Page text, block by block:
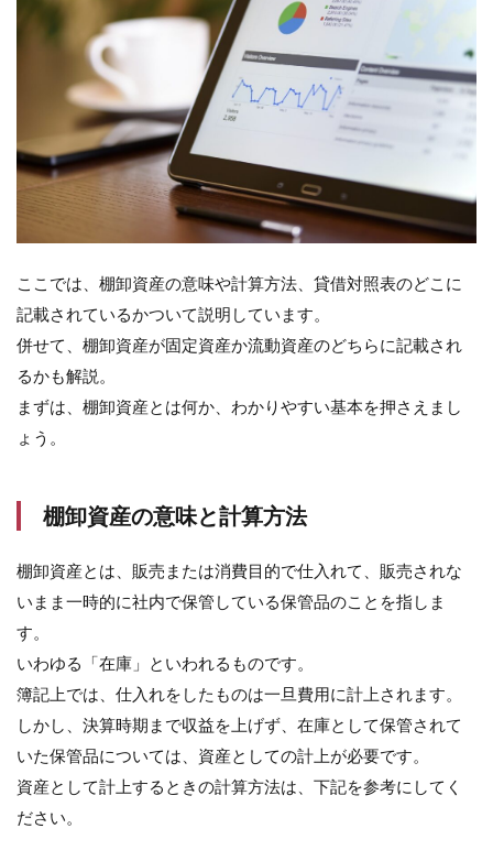
資産
方法
1.2
貯蔵
品と
の違
棚卸
は貸
借対
のど
こに
2
棚
資
の
科
目
一
覧
商品
また
ここでは、棚卸資産の意味や計算方法、貸借対照表のどこに
記載されているかついて説明しています。
併せて、棚卸資産が固定資産か流動資産のどちらに記載され
るかも解説。
まずは、棚卸資産とは何か、わかりやすい基本を押さえまし
ょう。
棚卸資産の意味と計算方法
棚卸資産とは、販売または消費目的で仕入れて、販売されな
いまま一時的に社内で保管している保管品のことを指しま
す。
いわゆる「在庫」といわれるものです。
簿記上では、仕入れをしたものは一旦費用に計上されます。
しかし、決算時期まで収益を上げず、在庫として保管されて
いた保管品については、資産としての計上が必要です。
資産として計上するときの計算方法は、下記を参考にしてく
ださい。